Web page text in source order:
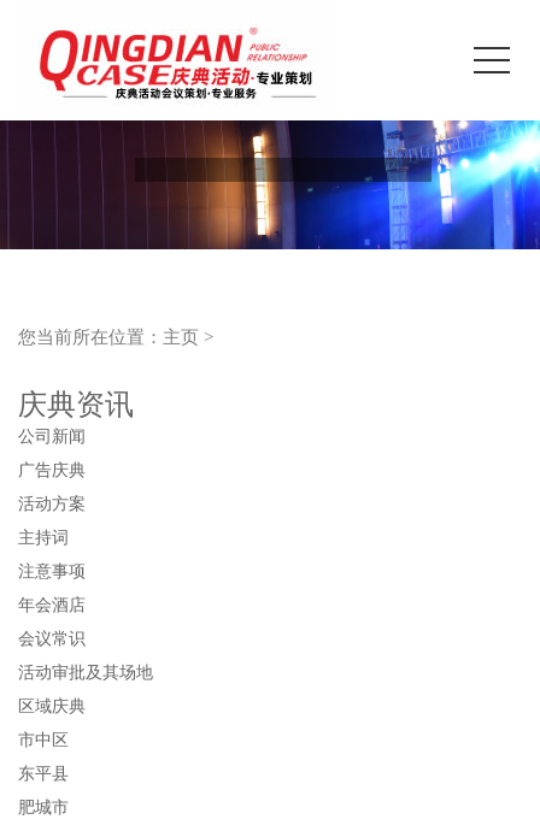
您当前所在位置： 主页 >
庆典资讯
公司新闻
广告庆典
活动方案
主持词
注意事项
年会酒店
会议常识
活动审批及其场地
区域庆典
市中区
东平县
肥城市